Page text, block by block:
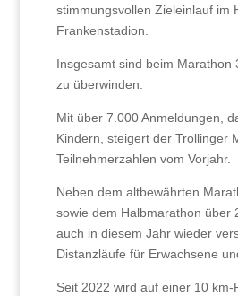
stimmungsvollen Zieleinlauf im
Frankenstadion.
Insgesamt sind beim Marathon
zu überwinden.
Mit über 7.000 Anmeldungen,
Kindern, steigert der Trollinger
Teilnehmerzahlen vom Vorjahr.
Neben dem altbewährten
sowie dem Halbmarathon über
auch in diesem Jahr wieder
Distanzläufe für Erwachsene
Seit 2022 wird auf einer 10 km-